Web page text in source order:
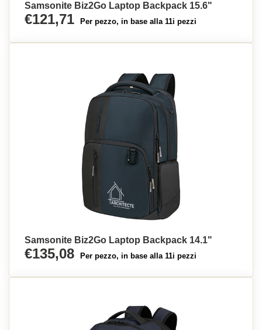
Samsonite Biz2Go Laptop Backpack 15.6"
€121,71 Per pezzo, in base alla 11i pezzi
Samsonite Biz2Go Laptop Backpack 14.1"
€135,08 Per pezzo, in base alla 11i pezzi